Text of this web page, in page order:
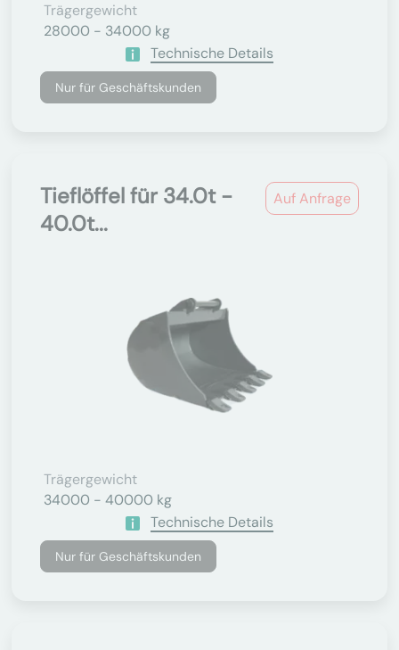
Trägergewicht
28000 - 34000 kg
Technische Details
Nur für Geschäftskunden
Auf Anfrage
Tieflöffel für 34.0t -
40.0t...
Trägergewicht
34000 - 40000 kg
Technische Details
Nur für Geschäftskunden